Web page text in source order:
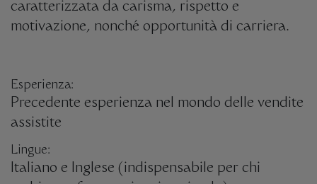
caratterizzata da carisma, rispetto e
motivazione, nonché opportunità di carriera.
Esperienza:
Precedente esperienza nel mondo delle vendite
assistite
Lingue:
Italiano e Inglese (indispensabile per chi